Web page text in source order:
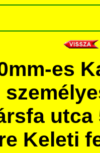
es
utca
Keleti